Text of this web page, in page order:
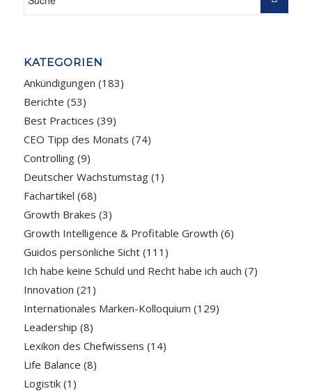
KATEGORIEN
Ankündigungen (183)
Berichte (53)
Best Practices (39)
CEO Tipp des Monats (74)
Controlling(9)
Deutscher Wachstumstag(1)
Fachartikel (68)
Growth Brakes (3)
Growth Intelligence & Profitable Growth (6)
Guidos persönliche Sicht(111)
Ich habe keine Schuld und Recht habe ich auch (7)
Innovation (21)
Internationales Marken-Kolloquium (129)
Leadership (8)
Lexikon des Chefwissens (14)
Life Balance (8)
Logistik(1)